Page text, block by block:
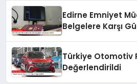
Edirne Emniyet
Belgelere Karşı
Türkiye Otomotiv
Değerlendirildi